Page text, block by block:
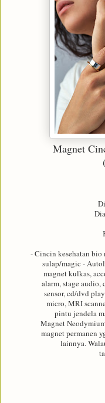
Magnet
- Cincin kesehatan bio
sulap/magic -
magnet kulkas,
alarm, stage audio,
sensor, cd/dvd
micro, MRI
pintu jendela
Magnet
magnet permanen
lainnya.